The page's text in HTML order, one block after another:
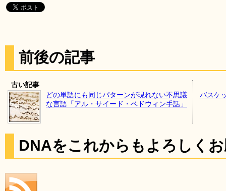
前後の記事
古い記事
どの単語にも同じパターンが現れない不思議
な言語「アル・サイード・ベドウィン手話」
バスケ
DNAをこれからもよろしく